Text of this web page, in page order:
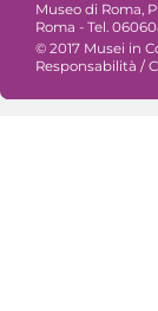
Museo di Roma,
Roma - Tel.
© 2017 Musei in
Responsabilità /